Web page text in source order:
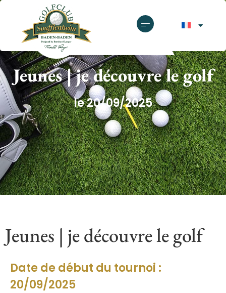
GOLF CLUB SOUFFLENHEIM
Jeunes | je découvre le golf
le 20/09/2025
Jeunes | je découvre le golf
Date de début du tournoi :
20/09/2025